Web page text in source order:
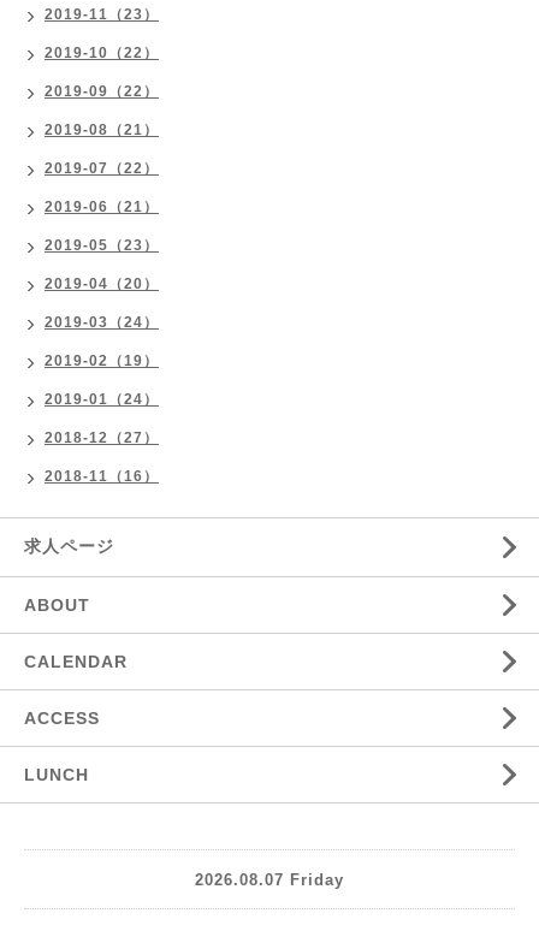
2019-11（23）
2019-10（22）
2019-09（22）
2019-08（21）
2019-07（22）
2019-06（21）
2019-05（23）
2019-04（20）
2019-03（24）
2019-02（19）
2019-01（24）
2018-12（27）
2018-11（16）
求人ページ
ABOUT
CALENDAR
ACCESS
LUNCH
2026.08.07 Friday